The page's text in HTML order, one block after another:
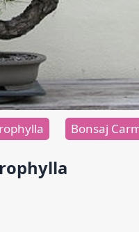
Bonsaj